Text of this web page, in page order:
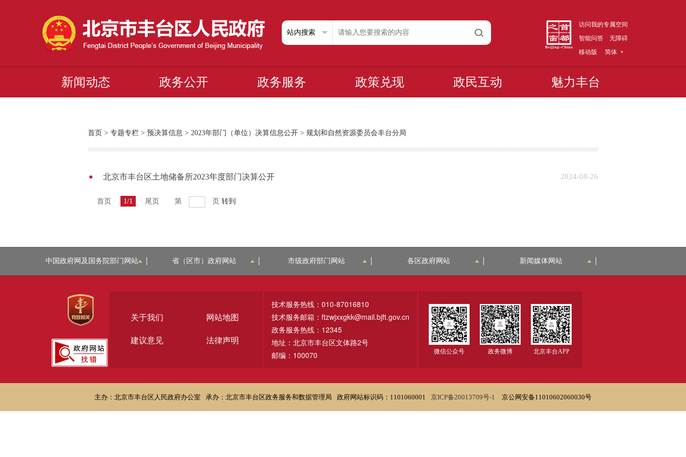
访问我的专属空间
智能问答
无障碍
移动版
简体
新闻动态 政务公开 政务服务 政策兑现 政民互动 魅力丰台
首页 > 专题专栏 > 预决算信息 > 2023年部门（单位）决算信息公开 > 规划和自然资源委员会丰台分局
北京市丰台区土地储备所2023年度部门决算公开 2024-08-26
首页 1/1 尾页 第 页 转到
中国政府网及国务院部门网站 省（区市）政府网站 市级政府部门网站 各区政府网站 新闻媒体网站
关于我们 网站地图
建议意见 法律声明
技术服务热线：010-87016810
技术服务邮箱：ftzwjxxgkk@mail.bjft.gov.cn
政务服务热线：12345
地址：北京市丰台区文体路2号
邮编：100070
微信公众号 政务微博 北京丰台APP
主办：北京市丰台区人民政府办公室 承办：北京市丰台区政务服务和数据管理局 政府网站标识码：1101060001 京ICP备20013709号-1 京公网安备11010602060030号